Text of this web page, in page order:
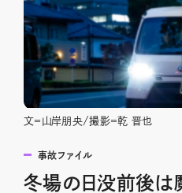
文＝山岸朋央/撮影＝乾 晋也
事故ファイル
冬場の日没前後